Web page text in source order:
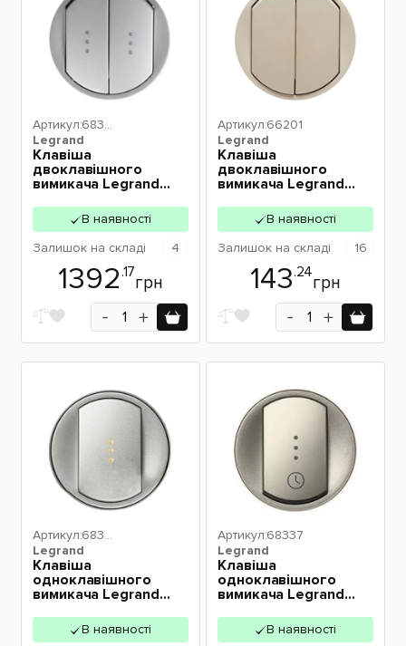
Legrand
Артикул:6830
4
Клавіша
двоклавішного
вимикача Legrand
титан 68304
В наявності
Залишок на складі 4
1392.17
грн
Legrand
Артикул:66201
Клавіша
двоклавішного
вимикача Legrand
кістка 66201
В наявності
Залишок на складі 16
143.24
грн
Legrand
Артикул:6830
3
Клавіша
одноклавішного
вимикача Legrand
титан 68303
В наявності
Legrand
Артикул:68337
Клавіша
одноклавішного
вимикача Legrand
титан 68337
В наявності